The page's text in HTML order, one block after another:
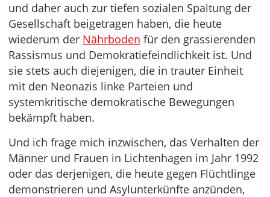
und daher auch zur tiefen sozialen Spaltung der
Gesellschaft beigetragen haben, die heute
wiederum der Nährboden für den grassierenden
Rassismus und Demokratiefeindlichkeit ist. Und
sie stets auch diejenigen, die in trauter Einheit
mit den Neonazis linke Parteien und
systemkritische demokratische Bewegungen
bekämpft haben.
Und ich frage mich inzwischen, das Verhalten der
Männer und Frauen in Lichtenhagen im Jahr 1992
oder das derjenigen, die heute gegen Flüchtlinge
demonstrieren und Asylunterkünfte anzünden,